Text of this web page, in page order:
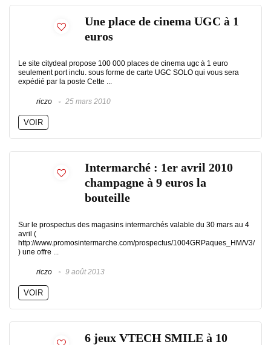
Une place de cinema UGC à 1
euros
Le site citydeal propose 100 000 places de cinema ugc à 1 euro
seulement port inclu. sous forme de carte UGC SOLO qui vous sera
expédié par la poste Cette ...
riczo 25 mars 2010
VOIR
Intermarché : 1er avril 2010
champagne à 9 euros la
bouteille
Sur le prospectus des magasins intermarchés valable du 30 mars au 4
avril (
http://www.promosintermarche.com/prospectus/1004GRPaques_HM/V3/
) une offre ...
riczo 9 août 2013
VOIR
6 jeux VTECH SMILE à 10